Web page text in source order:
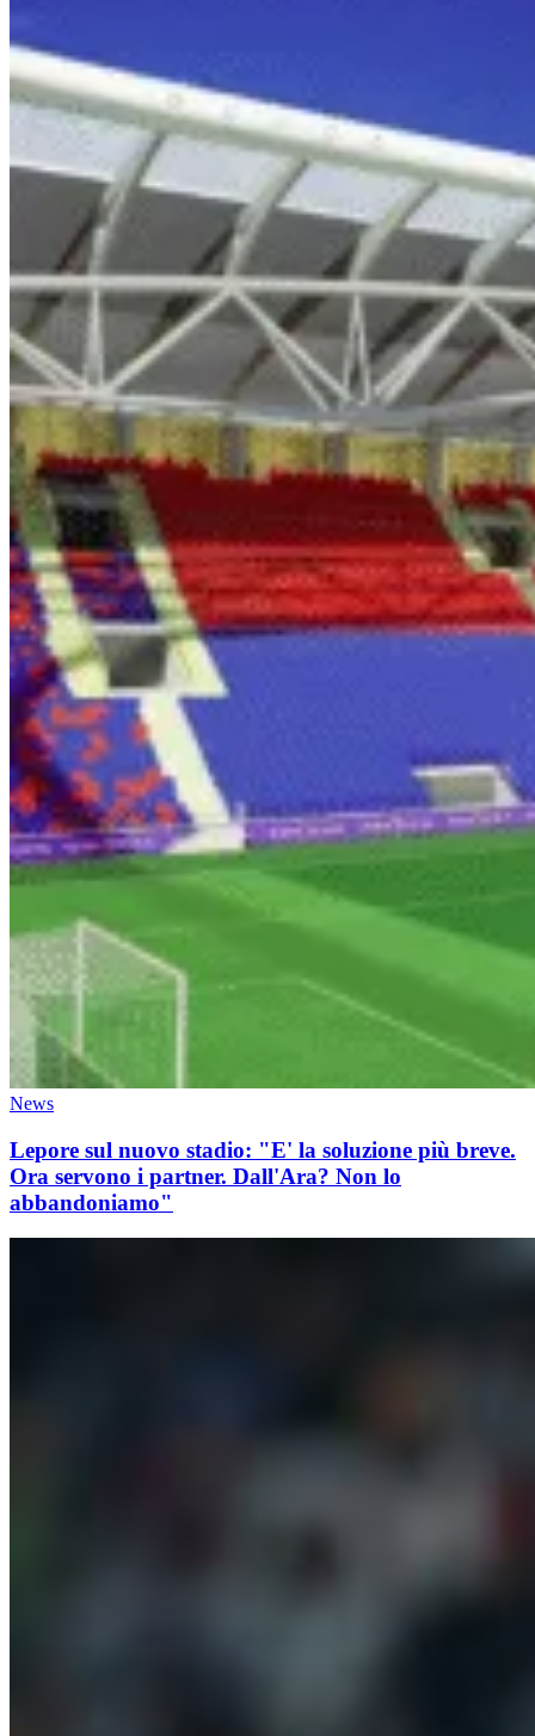
News
Lepore sul nuovo stadio: "E' la soluzione più breve.
Ora servono i partner. Dall'Ara? Non lo
abbandoniamo"